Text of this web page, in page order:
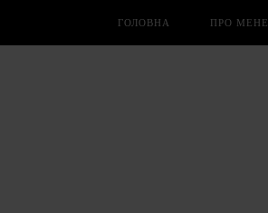
ГОЛОВНА ПРО МЕНЕ